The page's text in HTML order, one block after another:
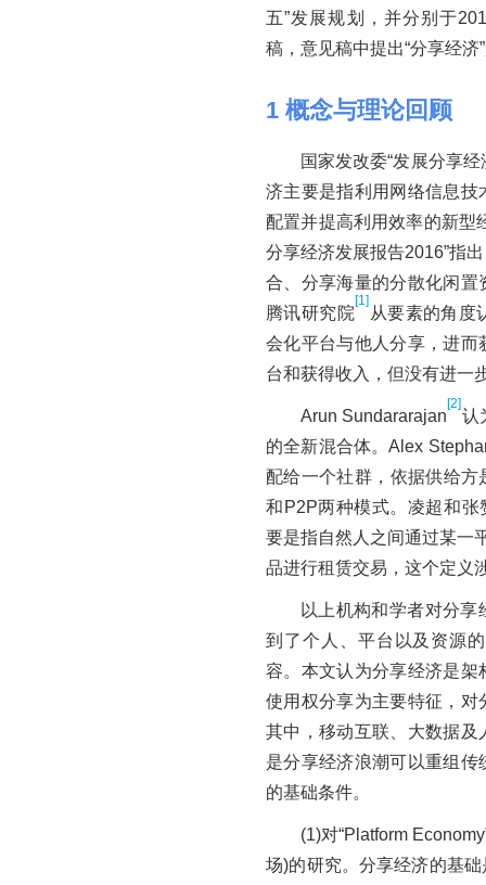
五”发展规划，并分别于
稿，意见稿中提出“分享经
1 概念与理论回顾
国家发改委“发展分享
济主要是指利用网络信息
配置并提高利用效率的新型
分享经济发展报告2016”指
合、分享海量的分散化闲
腾讯研究院
[1]
从要素的角度
会化平台与他人分享，进
台和获得收入，但没有进一
Arun Sundararajan
[2]
认
的全新混合体。Alex
配给一个社群，依据供给
和P2P两种模式。凌超和张
要是指自然人之间通过某一
品进行租赁交易，这个定义
以上机构和学者对分
到了个人、平台以及资源
容。本文认为分享经济是
使用权分享为主要特征，
其中，移动互联、大数据
是分享经济浪潮可以重组
的基础条件。
(1)对“Platform
场)的研究。分享经济的基